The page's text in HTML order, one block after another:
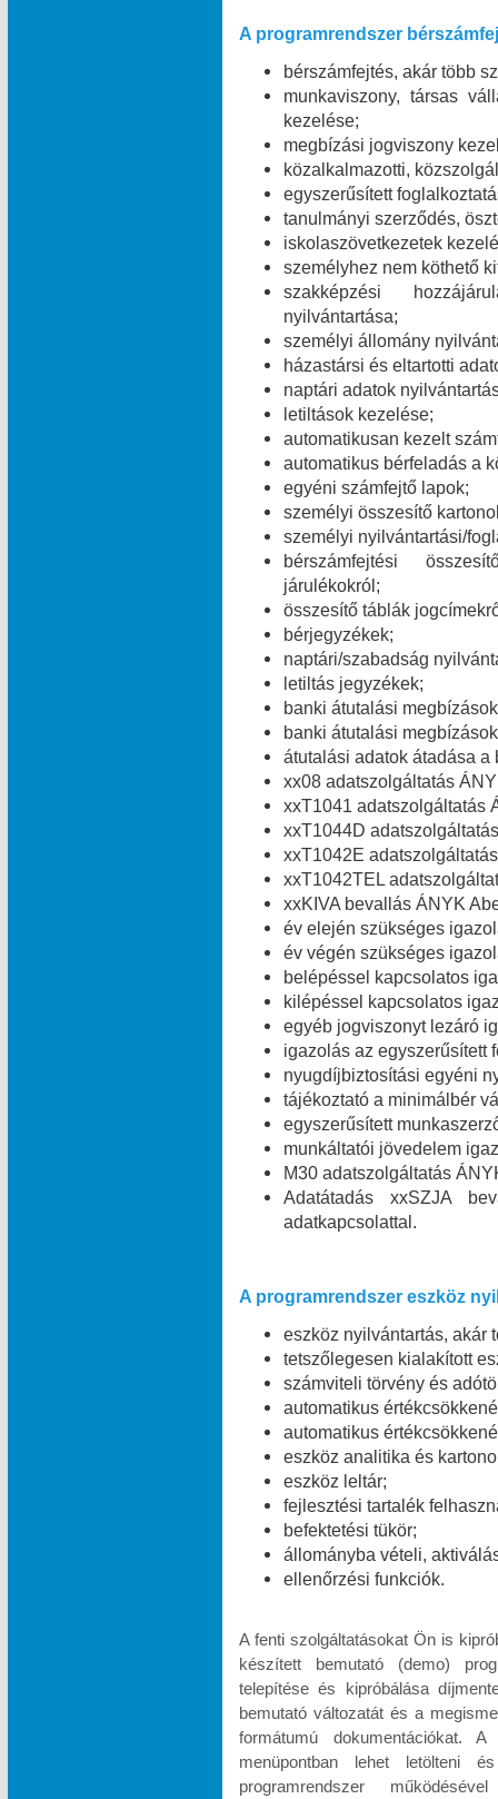
A programrendszer
bérszámfejtés, akár több
munkaviszony, társas
kezelése;
megbízási jogviszony
közalkalmazotti,
egyszerűsített
tanulmányi szerződés,
iskolaszövetkezetek
személyhez nem köthető
szakképzési
nyilvántartása;
személyi állomány
házastársi és eltartotti
naptári adatok
letiltások kezelése;
automatikusan kezelt
automatikus bérfeladás a
egyéni számfejtő lapok;
személyi összesítő
személyi nyilvántartási/
bérszámfejtési
járulékokról;
összesítő táblák
bérjegyzékek;
naptári/szabadság
letiltás jegyzékek;
banki átutalási
banki átutalási
átutalási adatok átadása
xx08 adatszolgáltatás
xxT1041 adatszolgáltatás
xxT1044D
xxT1042E
xxT1042TEL
xxKIVA bevallás ÁNYK
év elején szükséges
év végén szükséges
belépéssel kapcsolatos
kilépéssel kapcsolatos
egyéb jogviszonyt lezáró
igazolás az egyszerűsített
nyugdíjbiztosítási egyéni
tájékoztató a minimálbér
egyszerűsített
munkáltatói jövedelem
M30 adatszolgáltatás
Adatátadás xxSZJA
adatkapcsolattal.
A programrendszer eszköz
eszköz nyilvántartás, akár
tetszőlegesen kialakított
számviteli törvény és
automatikus
automatikus
eszköz analitika és
eszköz leltár;
fejlesztési tartalék
befektetési tükör;
állományba vételi,
ellenőrzési funkciók.
A fenti szolgáltatásokat Ön is
készített bemutató (demo)
telepítése és kipróbálása
bemutató változatát és a
formátumú dokumentációkat.
menüpontban lehet letölteni
programrendszer